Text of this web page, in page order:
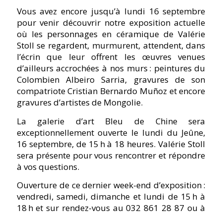
Vous avez encore jusqu’à lundi 16 septembre
pour venir découvrir notre exposition actuelle
où les personnages en céramique de Valérie
Stoll se regardent, murmurent, attendent, dans
l’écrin que leur offrent les œuvres venues
d’ailleurs accrochées à nos murs : peintures du
Colombien Albeiro Sarria, gravures de son
compatriote Cristian Bernardo Muñoz et encore
gravures d’artistes de Mongolie.
La galerie d’art Bleu de Chine sera
exceptionnellement ouverte le lundi du Jeûne,
16 septembre, de 15 h à 18 heures. Valérie Stoll
sera présente pour vous rencontrer et répondre
à vos questions.
Ouverture de ce dernier week-end d’exposition :
vendredi, samedi, dimanche et lundi de 15 h à
18 h et sur rendez-vous au 032 861 28 87 ou à